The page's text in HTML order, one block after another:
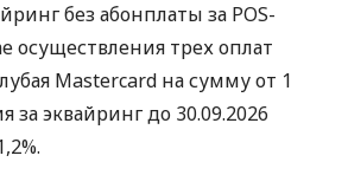
без абонплаты за POS-
осуществления трех оплат
Mastercard на сумму от 1
за эквайринг до 30.09.2026